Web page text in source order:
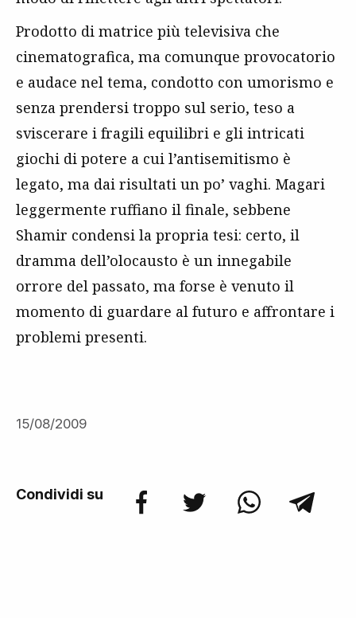
Prodotto di matrice più televisiva che
cinematografica, ma comunque provocatorio
e audace nel tema, condotto con umorismo e
senza prendersi troppo sul serio, teso a
sviscerare i fragili equilibri e gli intricati
giochi di potere a cui l’antisemitismo è
legato, ma dai risultati un po’ vaghi. Magari
leggermente ruffiano il finale, sebbene
Shamir condensi la propria tesi: certo, il
dramma dell’olocausto è un innegabile
orrore del passato, ma forse è venuto il
momento di guardare al futuro e affrontare i
problemi presenti.
15/08/2009
Condividi su